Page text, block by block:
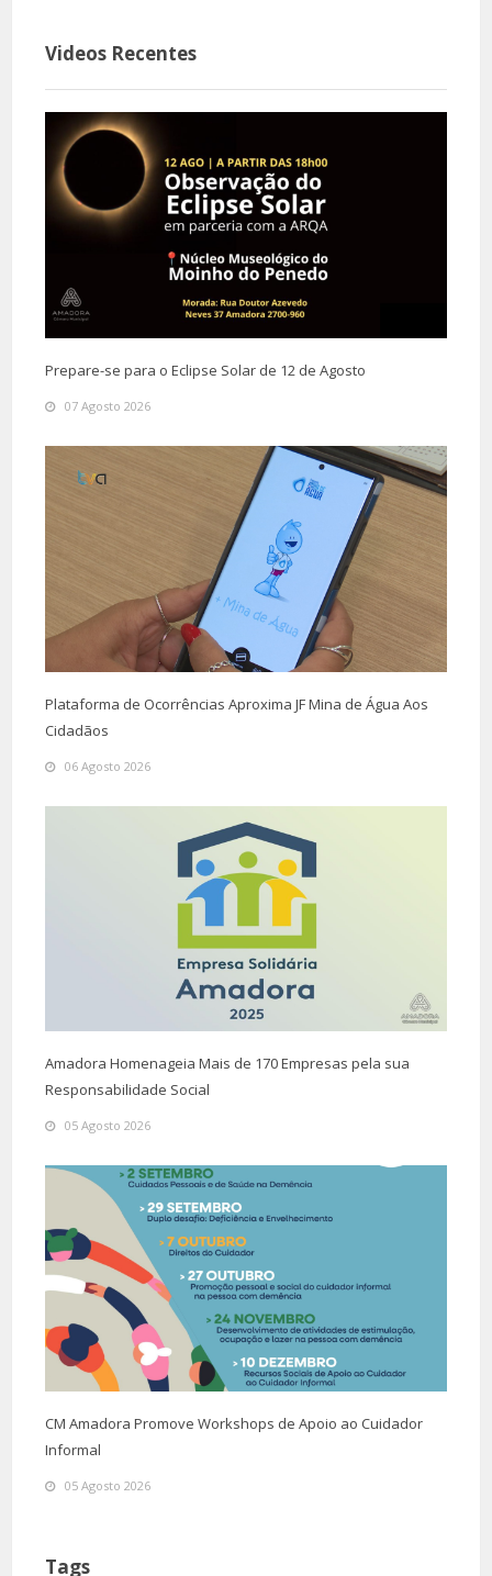
Videos Recentes
Prepare-se para o Eclipse Solar de 12 de Agosto
07 Agosto 2026
Plataforma de Ocorrências Aproxima JF Mina de Água Aos
Cidadãos
06 Agosto 2026
Amadora Homenageia Mais de 170 Empresas pela sua
Responsabilidade Social
05 Agosto 2026
CM Amadora Promove Workshops de Apoio ao Cuidador
Informal
05 Agosto 2026
Tags